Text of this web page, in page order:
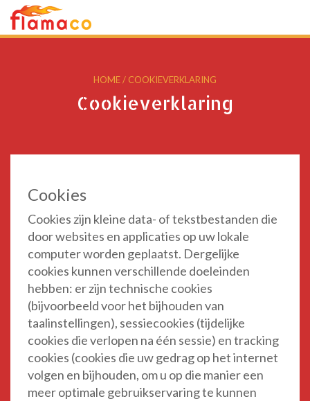
HOME/ COOKIEVERKLARING
Cookieverklaring
Cookies
Cookies zijn kleine data- of tekstbestanden die
door websites en applicaties op uw lokale
computer worden geplaatst. Dergelijke
cookies kunnen verschillende doeleinden
hebben: er zijn technische cookies
(bijvoorbeeld voor het bijhouden van
taalinstellingen), sessiecookies (tijdelijke
cookies die verlopen na één sessie) en tracking
cookies (cookies die uw gedrag op het internet
volgen en bijhouden, om u op die manier een
meer optimale gebruikservaring te kunnen